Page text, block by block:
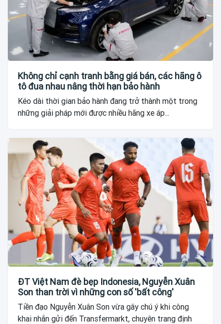
Không chỉ cạnh tranh bằng giá bán, các hãng ô
tô đua nhau nâng thời hạn bảo hành
Kéo dài thời gian bảo hành đang trở thành một trong
những giải pháp mới được nhiều hãng xe áp...
ĐT Việt Nam đè bẹp Indonesia, Nguyễn Xuân
Son than trời vì những con số 'bất công'
Tiền đạo Nguyễn Xuân Son vừa gây chú ý khi công
khai nhắn gửi đến Transfermarkt, chuyên trang định